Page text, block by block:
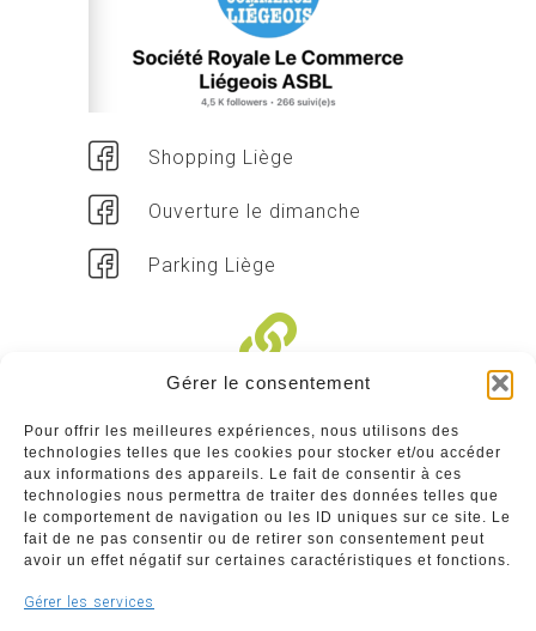
Gérer le consentement
Pour offrir les meilleures expériences, nous utilisons des
technologies telles que les cookies pour stocker et/ou accéder
aux informations des appareils. Le fait de consentir à ces
technologies nous permettra de traiter des données telles que
le comportement de navigation ou les ID uniques sur ce site. Le
fait de ne pas consentir ou de retirer son consentement peut
avoir un effet négatif sur certaines caractéristiques et fonctions.
Gérer les services
Shopping Liège
Ouverture le dimanche
Parking Liège
Commerçants
Annuaire des commerçants : insérez gratuitement
votre activité dans notre annuaire sur notre site ci-
dessous